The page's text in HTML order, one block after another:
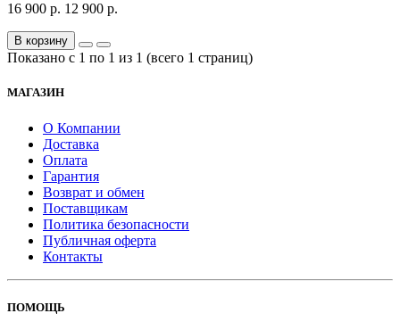
16 900 р. 12 900 р.
В корзину
Показано с 1 по 1 из 1 (всего 1 страниц)
МАГАЗИН
О Компании
Доставка
Оплата
Гарантия
Возврат и обмен
Поставщикам
Политика безопасности
Публичная оферта
Контакты
ПОМОЩЬ